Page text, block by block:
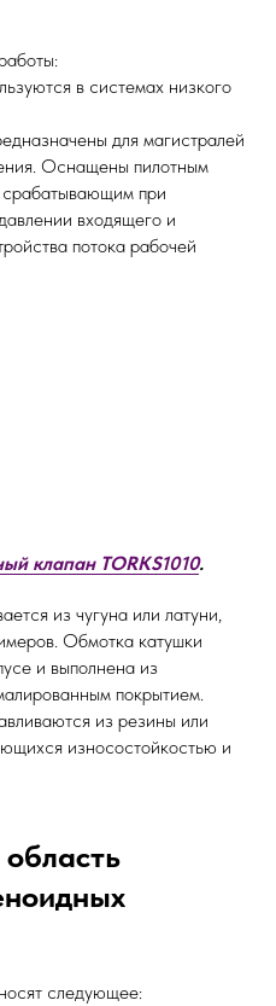
в системах низкого
для магистралей
Оснащены пилотным
срабатывающим при
входящего и
потока рабочей
клапан TORKS1010.
из чугуна или латуни,
Обмотка катушки
и выполнена из
покрытием.
из резины или
износостойкостью и
следующее: